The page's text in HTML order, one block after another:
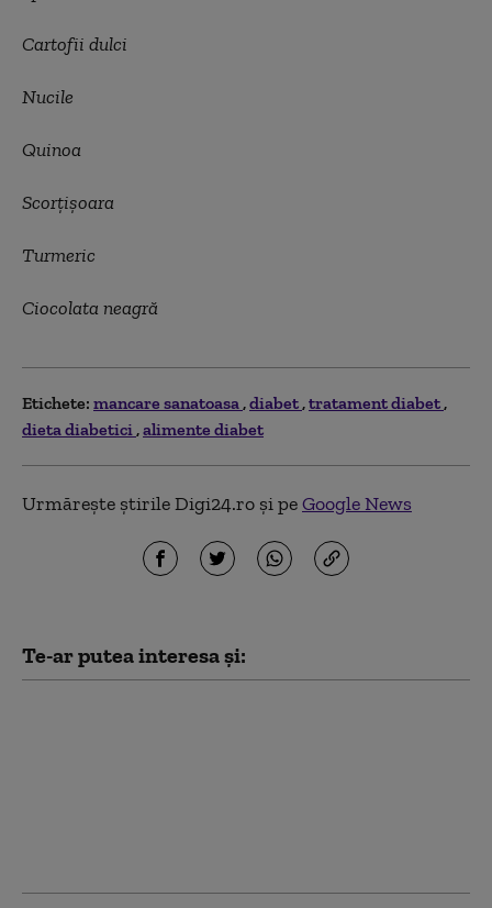
Cartofii dulci
Nucile
Quinoa
Scorţişoara
Turmeric
Ciocolata neagră
Etichete: mancare sanatoasa diabet tratament diabet
dieta diabetici alimente diabet
Urmărește știrile Digi24.ro și peGoogle News
Te-ar putea interesa și: